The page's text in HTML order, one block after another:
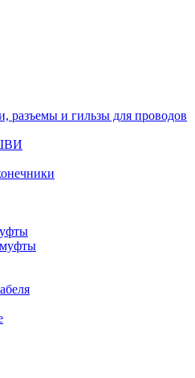
разъемы и гильзы для проводов